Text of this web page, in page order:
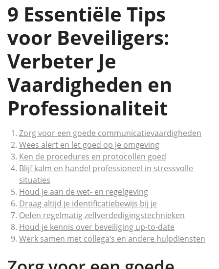
9 Essentiële Tips
voor Beveiligers:
Verbeter Je
Vaardigheden en
Professionaliteit
Zorg voor een goede communicatievaardigheden
Wees alert en let goed op je omgeving
Ken de procedures en protocollen goed
Blijf kalm en handel professioneel in stressvolle
situaties
Houd je aan de wet- en regelgeving
Draag altijd je identificatiebewijs bij je
Oefen regelmatig zelfverdedigingstechnieken
Houd je kennis over beveiliging up-to-date
Werk samen met collega’s en andere hulpdiensten